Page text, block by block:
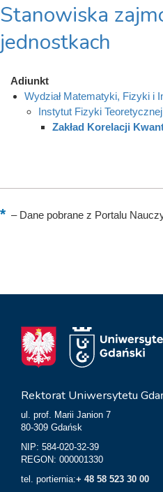
Stanowiska
jednostkach
Adiunkt
Wydział Matematyki, Fizyki i
Instytut Fizyki
Zakład Korelacji
–Dane pobrane z Portalu
Rektorat Uniwersytetu
ul. prof. Marii Janion 7
80-309 Gdańsk
NIP: 584-020-32-39
REGON: 000001330
tel. portiernia:+ 48 58 523 30 00